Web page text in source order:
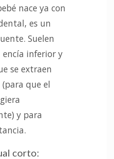
nace ya con
es un
Suelen
encía inferior y
se extraen
que el
y para
corto: